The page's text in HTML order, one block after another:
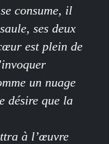
consume, il
ses deux
est plein de
un nuage
désire que la
à l’œuvre